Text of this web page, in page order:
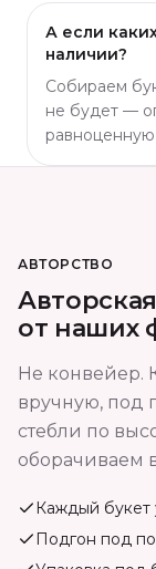
А если
наличии?
Собираем
не будет —
равноценную
АВТОРСТВО
от наших
Не конвейер.
вручную, под
стебли по
оборачиваем
Каждый
Подгон под